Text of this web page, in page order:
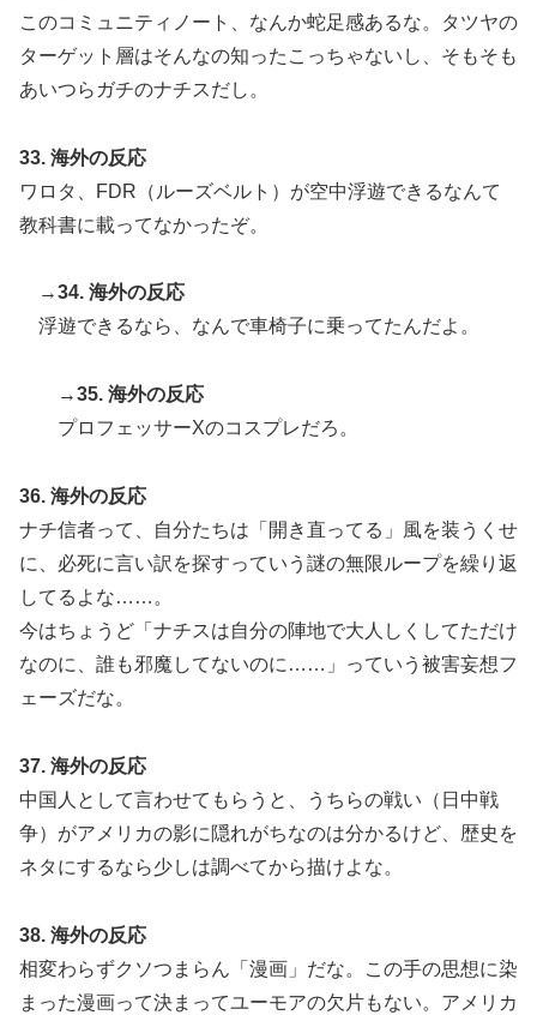
このコミュニティノート、なんか蛇足感あるな。タツヤの
ターゲット層はそんなの知ったこっちゃないし、そもそも
あいつらガチのナチスだし。
33. 海外の反応
ワロタ、FDR（ルーズベルト）が空中浮遊できるなんて
教科書に載ってなかったぞ。
→34. 海外の反応
浮遊できるなら、なんで車椅子に乗ってたんだよ。
→35. 海外の反応
プロフェッサーXのコスプレだろ。
36. 海外の反応
ナチ信者って、自分たちは「開き直ってる」風を装うくせ
に、必死に言い訳を探すっていう謎の無限ループを繰り返
してるよな……。
今はちょうど「ナチスは自分の陣地で大人しくしてただけ
なのに、誰も邪魔してないのに……」っていう被害妄想フ
ェーズだな。
37. 海外の反応
中国人として言わせてもらうと、うちらの戦い（日中戦
争）がアメリカの影に隠れがちなのは分かるけど、歴史を
ネタにするなら少しは調べてから描けよな。
38. 海外の反応
相変わらずクソつまらん「漫画」だな。この手の思想に染
まった漫画って決まってユーモアの欠片もない。アメリカ